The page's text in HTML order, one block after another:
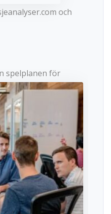
och
spelplanen för